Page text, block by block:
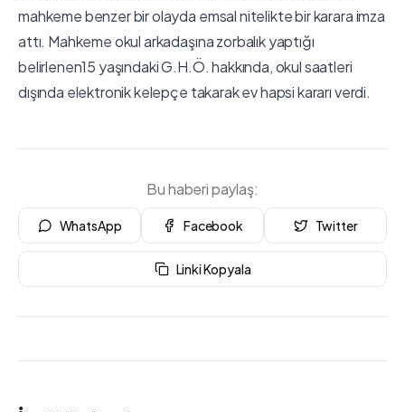
mahkeme benzer bir olayda emsal nitelikte bir karara imza
attı. Mahkeme okul arkadaşına zorbalık yaptığı
belirlenen15 yaşındaki G.H.Ö. hakkında, okul saatleri
dışında elektronik kelepçe takarak ev hapsi kararı verdi.
Bu haberi paylaş:
WhatsApp Facebook Twitter
Linki Kopyala